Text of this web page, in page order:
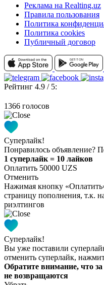
Реклама на Realting.uz
Правила пользования
Политика
Политика cookies
Публичный договор
Рейтинг 4.9 / 5:
1366 голосов
Суперлайк!
Понравилось объявление?
1 суперлайк = 10 лайков
Оплатить 50000 UZS
Отменить
Нажимая кнопку
страницу пополнения, т.к.
риэлтингов
Суперлайк!
Вы уже поставили
отменить суперлайк,
Обратите внимание, что
не возвращаются